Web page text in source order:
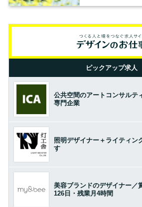
ピックアップ求人
公共空間のアートコンサルテ
専門企業
照明デザイナー＋ライティン
す
美容ブランドのデザイナー／
126日・残業月4時間